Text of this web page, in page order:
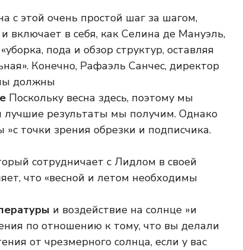
с этой очень простой шаг за шагом,
в себя, как Селина де Мануэль,
пода и обзор структур, оставляя
Конечно, Рафаэль Санчес, директор
должны
Поскольку весна здесь, поэтому мы
лучшие результаты мы получим. Однако
точки зрения обрезки и подписчика.
сотрудничает с Лидлом в своей
что «весной и летом необходимы
и воздействие на солнце »и
по отношению к тому, что вы делали
от чрезмерного солнца, если у вас